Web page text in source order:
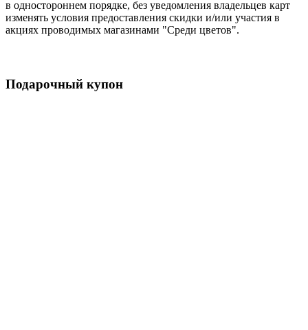
в одностороннем порядке, без уведомления владельцев карт
изменять условия предоставления скидки и/или участия в
акциях проводимых магазинами "Среди цветов".
Подарочный купон